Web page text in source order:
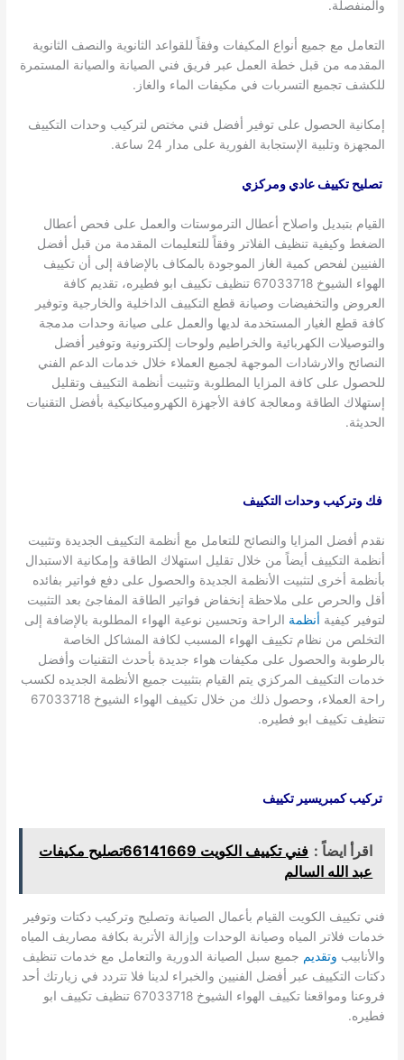
والمنفصلة.
التعامل مع جميع أنواع المكيفات وفقاً للقواعد الثانوية والنصف الثانوية
المقدمه من قبل خطة العمل عبر فريق فني الصيانة والصيانة المستمرة
للكشف تجميع التسربات في مكيفات الماء والغاز.
إمكانية الحصول على توفير أفضل فني مختص لتركيب وحدات التكييف
المجهزة وتلبية الإستجابة الفورية على مدار 24 ساعة.
تصليح تكييف عادي ومركزي
القيام بتبديل واصلاح أعطال الترموستات والعمل على فحص أعطال
الضغط وكيفية تنظيف الفلاتر وفقاً للتعليمات المقدمة من قبل أفضل
الفنيين لفحص كمية الغاز الموجودة بالمكاف بالإضافة إلى أن تكييف
الهواء الشيوخ 67033718 تنظيف تكييف ابو فطيره، تقديم كافة
العروض والتخفيضات وصيانة قطع التكييف الداخلية والخارجية وتوفير
كافة قطع الغيار المستخدمة لديها والعمل على صيانة وحدات مدمجة
والتوصيلات الكهربائية والخراطيم ولوحات إلكترونية وتوفير أفضل
النصائح والارشادات الموجهة لجميع العملاء خلال خدمات الدعم الفني
للحصول على كافة المزايا المطلوبة وتثبيت أنظمة التكييف وتقليل
إستهلاك الطاقة ومعالجة كافة الأجهزة الكهروميكانيكية بأفضل التقنيات
الحديثة.
فك وتركيب وحدات التكييف
نقدم أفضل المزايا والنصائح للتعامل مع أنظمة التكييف الجديدة وتثبيت
أنظمة التكييف أيضاً من خلال تقليل استهلاك الطاقة وإمكانية الاستبدال
بأنظمة أخرى لتثبيت الأنظمة الجديدة والحصول على دفع فواتير بفائده
أقل والحرص على ملاحظة إنخفاض فواتير الطاقة المفاجئ بعد التثبيت
لتوفير كيفية أنظمة الراحة وتحسين نوعية الهواء المطلوبة بالإضافة إلى
التخلص من نظام تكييف الهواء المسبب لكافة المشاكل الخاصة
بالرطوبة والحصول على مكيفات هواء جديدة بأحدث التقنيات وأفضل
خدمات التكييف المركزي يتم القيام بتثبيت جميع الأنظمة الجديده لكسب
راحة العملاء، وحصول ذلك من خلال تكييف الهواء الشيوخ 67033718
تنظيف تكييف ابو فطيره.
تركيب كمبريسير تكييف
اقرأ ايضاً :
فني تكييف الكويت 66141669تصليح مكيفات
عبد الله السالم
فني تكييف الكويت القيام بأعمال الصيانة وتصليح وتركيب دكتات وتوفير
خدمات فلاتر المياه وصيانة الوحدات وإزالة الأتربة بكافة مصاريف المياه
والأنابيب وتقديم جميع سبل الصيانة الدورية والتعامل مع خدمات تنظيف
دكتات التكييف عبر أفضل الفنيين والخبراء لدينا فلا تتردد في زيارتك أحد
فروعنا ومواقعنا تكييف الهواء الشيوخ 67033718 تنظيف تكييف ابو
فطيره.